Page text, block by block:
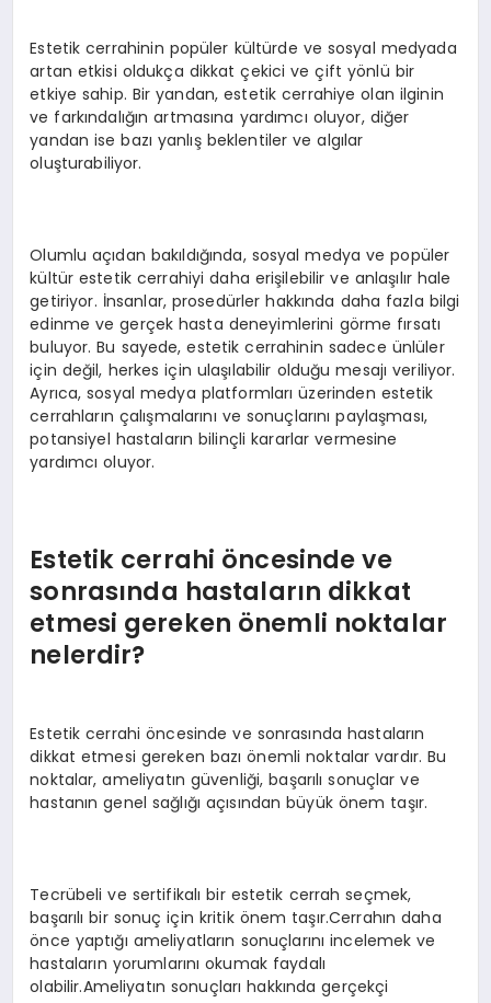
Estetik cerrahinin popüler kültürde ve sosyal medyada
artan etkisi oldukça dikkat çekici ve çift yönlü bir
etkiye sahip. Bir yandan, estetik cerrahiye olan ilginin
ve farkındalığın artmasına yardımcı oluyor, diğer
yandan ise bazı yanlış beklentiler ve algılar
oluşturabiliyor.
Olumlu açıdan bakıldığında, sosyal medya ve popüler
kültür estetik cerrahiyi daha erişilebilir ve anlaşılır hale
getiriyor. İnsanlar, prosedürler hakkında daha fazla bilgi
edinme ve gerçek hasta deneyimlerini görme fırsatı
buluyor. Bu sayede, estetik cerrahinin sadece ünlüler
için değil, herkes için ulaşılabilir olduğu mesajı veriliyor.
Ayrıca, sosyal medya platformları üzerinden estetik
cerrahların çalışmalarını ve sonuçlarını paylaşması,
potansiyel hastaların bilinçli kararlar vermesine
yardımcı oluyor.
Estetik cerrahi öncesinde ve
sonrasında hastaların dikkat
etmesi gereken önemli noktalar
nelerdir?
Estetik cerrahi öncesinde ve sonrasında hastaların
dikkat etmesi gereken bazı önemli noktalar vardır. Bu
noktalar, ameliyatın güvenliği, başarılı sonuçlar ve
hastanın genel sağlığı açısından büyük önem taşır.
Tecrübeli ve sertifikalı bir estetik cerrah seçmek,
başarılı bir sonuç için kritik önem taşır.Cerrahın daha
önce yaptığı ameliyatların sonuçlarını incelemek ve
hastaların yorumlarını okumak faydalı
olabilir.Ameliyatın sonuçları hakkında gerçekçi